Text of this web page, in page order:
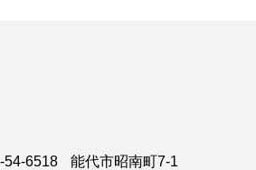
54-6518
能代市昭南町7-1